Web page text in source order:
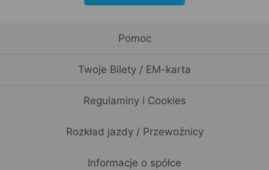
Pomoc
Twoje Bilety / EM-karta
Regulaminy i Cookies
Rozkład jazdy / Przewoźnicy
Informacje o spółce